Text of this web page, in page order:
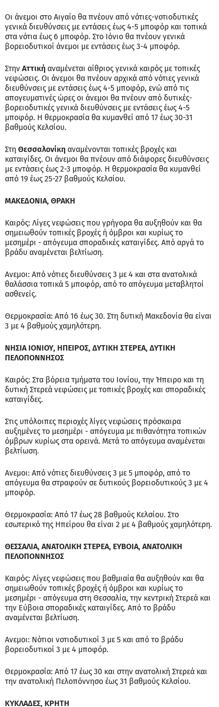
Οι άνεμοι στο Αιγαίο θα πνέουν από νότιες-νοτιοδυτικές
γενικά διευθύνσεις με εντάσεις έως 4-5 μποφόρ και τοπικά
στα νότια έως 6 μποφόρ. Στο Ιόνιο θα πνέουν γενικά
βορειοδυτικοί άνεμοι με εντάσεις έως 3-4 μποφόρ.
Στην Αττική αναμένεται αίθριος γενικά καιρός με τοπικές
νεφώσεις. Οι άνεμοι θα πνέουν αρχικά από νότιες γενικά
διευθύνσεις με εντάσεις έως 4-5 μποφόρ, ενώ από τις
απογευματινές ώρες οι άνεμοι θα πνέουν από δυτικές-
βορειοδυτικές γενικά διευθύνσεις με εντάσεις έως 4-5
μποφόρ. Η θερμοκρασία θα κυμανθεί από 17 έως 30-31
βαθμούς Κελσίου.
Στη Θεσσαλονίκη αναμένονται τοπικές βροχές και
καταιγίδες. Οι άνεμοι θα πνέουν από διάφορες διευθύνσεις
με εντάσεις έως 2-3 μποφόρ. Η θερμοκρασία θα κυμανθεί
από 19 έως 25-27 βαθμούς Κελσίου.
ΜΑΚΕΔΟΝΙΑ, ΘΡΑΚΗ
Καιρός: Λίγες νεφώσεις που γρήγορα θα αυξηθούν και θα
σημειωθούν τοπικές βροχές ή όμβροι και κυρίως το
μεσημέρι - απόγευμα σποραδικές καταιγίδες. Από αργά το
βράδυ αναμένεται βελτίωση.
Ανεμοι: Από νότιες διευθύνσεις 3 με 4 και στα ανατολικά
θαλάσσια τοπικά 5 μποφόρ, από το απόγευμα μεταβλητοί
ασθενείς.
Θερμοκρασία: Από 16 έως 30. Στη δυτική Μακεδονία θα είναι
3 με 4 βαθμούς χαμηλότερη.
ΝΗΣΙΑ ΙΟΝΙΟΥ, ΗΠΕΙΡΟΣ, ΔΥΤΙΚΗ ΣΤΕΡΕΑ, ΔΥΤΙΚΗ
ΠΕΛΟΠΟΝΝΗΣΟΣ
Καιρός: Στα βόρεια τμήματα του Ιονίου, την Ήπειρο και τη
δυτική Στερεά νεφώσεις με τοπικές βροχές και σποραδικές
καταιγίδες.
Στις υπόλοιπες περιοχές λίγες νεφώσεις πρόσκαιρα
αυξημένες το μεσημέρι - απόγευμα με πιθανότητα τοπικών
όμβρων κυρίως στα ορεινά. Μετά το απόγευμα αναμένεται
βελτίωση.
Ανεμοι: Από νότιες διευθύνσεις 3 με 5 μποφόρ, από το
απόγευμα θα στραφούν σε δυτικούς βορειοδυτικούς 3 με 4
μποφόρ.
Θερμοκρασία: Από 17 έως 28 βαθμούς Κελσίου. Στο
εσωτερικό της Ηπείρου θα είναι 2 με 4 βαθμούς χαμηλότερη.
ΘΕΣΣΑΛΙΑ, ΑΝΑΤΟΛΙΚΗ ΣΤΕΡΕΑ, ΕΥΒΟΙΑ, ΑΝΑΤΟΛΙΚΗ
ΠΕΛΟΠΟΝΝΗΣΟΣ
Καιρός: Λίγες νεφώσεις που βαθμιαία θα αυξηθούν και θα
σημειωθούν τοπικές βροχές ή όμβροι και κυρίως το
μεσημέρι - απόγευμα στη Θεσσαλία, την κεντρική Στερεά και
την Εύβοια σποραδικές καταιγίδες. Από το βράδυ
αναμένεται βελτίωση.
Ανεμοι: Νότιοι νοτιοδυτικοί 3 με 5 και από το βράδυ
βορειοδυτικοί 3 με 4 μποφόρ.
Θερμοκρασία: Από 17 έως 30 και στην ανατολική Στερεά και
την ανατολική Πελοπόννησο έως 31 βαθμούς Κελσίου.
ΚΥΚΛΑΔΕΣ, ΚΡΗΤΗ